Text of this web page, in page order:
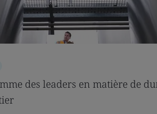
des leaders en matière de